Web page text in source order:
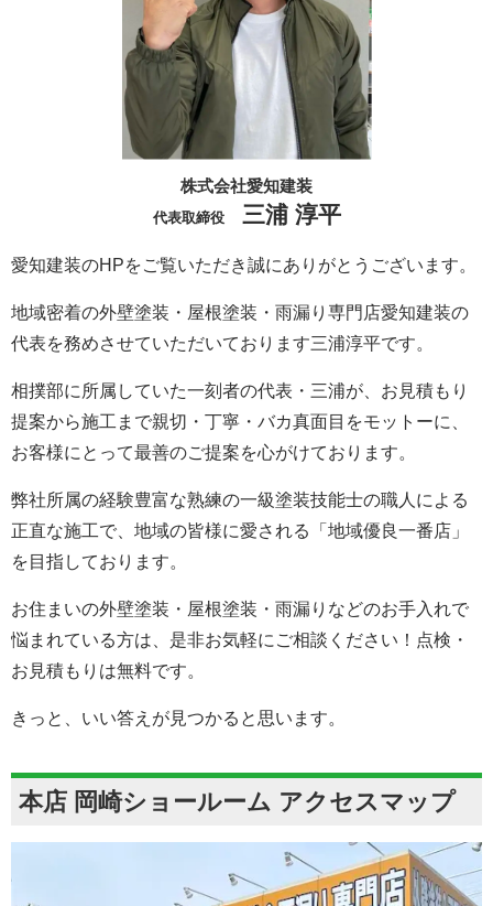
株式会社愛知建装
代表取締役 三浦 淳平
愛知建装のHPをご覧いただき誠にありがとうございます。
地域密着の外壁塗装・屋根塗装・雨漏り専門店愛知建装の
代表を務めさせていただいております三浦淳平です。
相撲部に所属していた一刻者の代表・三浦が、お見積もり
提案から施工まで親切・丁寧・バカ真面目をモットーに、
お客様にとって最善のご提案を心がけております。
弊社所属の経験豊富な熟練の一級塗装技能士の職人による
正直な施工で、地域の皆様に愛される「地域優良一番店」
を目指しております。
お住まいの外壁塗装・屋根塗装・雨漏りなどのお手入れで
悩まれている方は、是非お気軽にご相談ください！点検・
お見積もりは無料です。
きっと、いい答えが見つかると思います。
本店 岡崎ショールーム アクセスマップ